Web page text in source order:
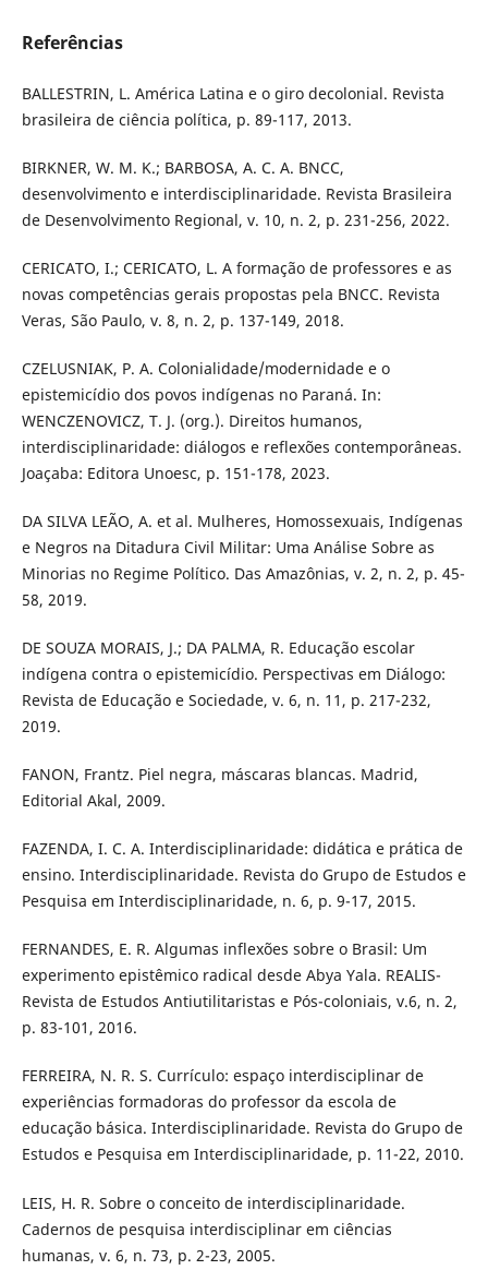
Referências
BALLESTRIN, L. América Latina e o giro decolonial. Revista
brasileira de ciência política, p. 89-117, 2013.
BIRKNER, W. M. K.; BARBOSA, A. C. A. BNCC,
desenvolvimento e interdisciplinaridade. Revista Brasileira
de Desenvolvimento Regional, v. 10, n. 2, p. 231-256, 2022.
CERICATO, I.; CERICATO, L. A formação de professores e as
novas competências gerais propostas pela BNCC. Revista
Veras, São Paulo, v. 8, n. 2, p. 137-149, 2018.
CZELUSNIAK, P. A. Colonialidade/modernidade e o
epistemicídio dos povos indígenas no Paraná. In:
WENCZENOVICZ, T. J. (org.). Direitos humanos,
interdisciplinaridade: diálogos e reflexões contemporâneas.
Joaçaba: Editora Unoesc, p. 151-178, 2023.
DA SILVA LEÃO, A. et al. Mulheres, Homossexuais, Indígenas
e Negros na Ditadura Civil Militar: Uma Análise Sobre as
Minorias no Regime Político. Das Amazônias, v. 2, n. 2, p. 45-
58, 2019.
DE SOUZA MORAIS, J.; DA PALMA, R. Educação escolar
indígena contra o epistemicídio. Perspectivas em Diálogo:
Revista de Educação e Sociedade, v. 6, n. 11, p. 217-232,
2019.
FANON, Frantz. Piel negra, máscaras blancas. Madrid,
Editorial Akal, 2009.
FAZENDA, I. C. A. Interdisciplinaridade: didática e prática de
ensino. Interdisciplinaridade. Revista do Grupo de Estudos e
Pesquisa em Interdisciplinaridade, n. 6, p. 9-17, 2015.
FERNANDES, E. R. Algumas inflexões sobre o Brasil: Um
experimento epistêmico radical desde Abya Yala. REALIS-
Revista de Estudos Antiutilitaristas e Pós-coloniais, v.6, n. 2,
p. 83-101, 2016.
FERREIRA, N. R. S. Currículo: espaço interdisciplinar de
experiências formadoras do professor da escola de
educação básica. Interdisciplinaridade. Revista do Grupo de
Estudos e Pesquisa em Interdisciplinaridade, p. 11-22, 2010.
LEIS, H. R. Sobre o conceito de interdisciplinaridade.
Cadernos de pesquisa interdisciplinar em ciências
humanas, v. 6, n. 73, p. 2-23, 2005.